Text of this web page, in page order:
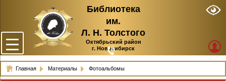
Библиотека
им.
Л. Н. Толстого
Октябрьский район
г. Новосибирск
Главная Материалы Фотоальбомы